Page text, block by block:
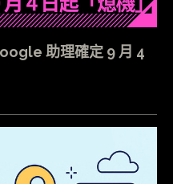
助理確定 9 月 4